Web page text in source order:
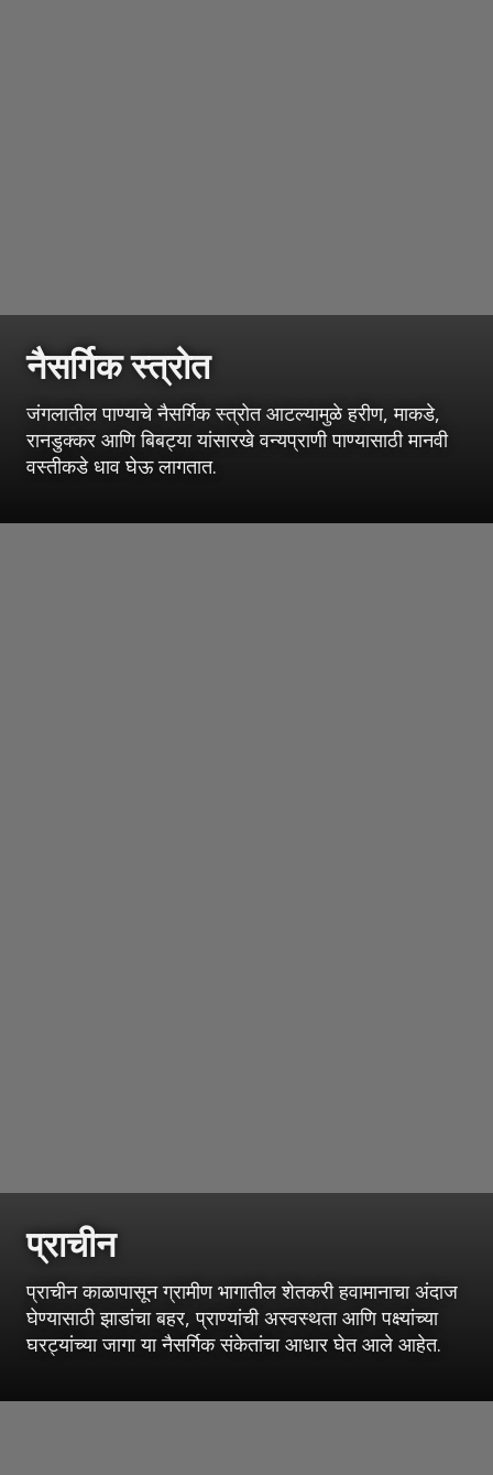
नैसर्गिक स्त्रोत
जंगलातील पाण्याचे नैसर्गिक स्त्रोत आटल्यामुळे हरीण, माकडे,
रानडुक्कर आणि बिबट्या यांसारखे वन्यप्राणी पाण्यासाठी मानवी
वस्तीकडे धाव घेऊ लागतात.
प्राचीन
प्राचीन काळापासून ग्रामीण भागातील शेतकरी हवामानाचा अंदाज
घेण्यासाठी झाडांचा बहर, प्राण्यांची अस्वस्थता आणि पक्ष्यांच्या
घरट्यांच्या जागा या नैसर्गिक संकेतांचा आधार घेत आले आहेत.